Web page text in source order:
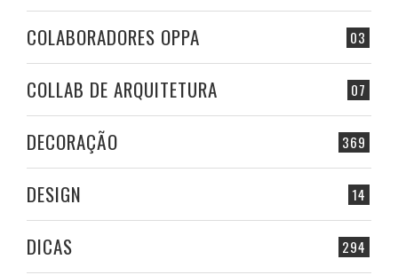
03
COLABORADORES OPPA
07
COLLAB DE ARQUITETURA
369
DECORAÇÃO
14
DESIGN
294
DICAS